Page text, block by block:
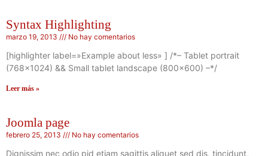
Syntax Highlighting
marzo 19, 2013 No hay comentarios
[highlighter label=»Example about less» ] /*– Tablet portrait
(768×1024) && Small tablet landscape (800×600) –*/
Leer más »
Joomla page
febrero 25, 2013 No hay comentarios
Dignissim nec odio pid etiam sagittis aliquet sed dis, tincidunt,